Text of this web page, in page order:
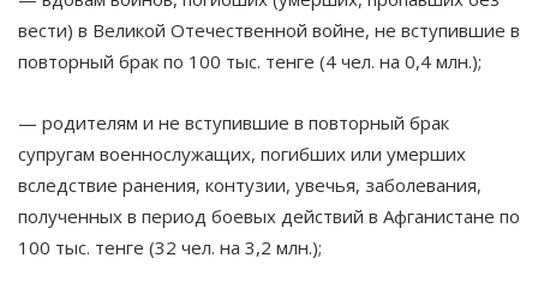
вести) в Великой Отечественной войне, не вступившие в
повторный брак по 100 тыс. тенге (4 чел. на 0,4 млн.);
— родителям и не вступившие в повторный брак
супругам военнослужащих, погибших или умерших
вследствие ранения, контузии, увечья, заболевания,
полученных в период боевых действий в Афганистане по
100 тыс. тенге (32 чел. на 3,2 млн.);